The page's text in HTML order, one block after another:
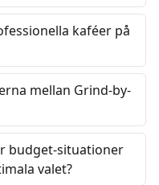
kaféer på
mellan Grind-by-
budget-situationer
valet?